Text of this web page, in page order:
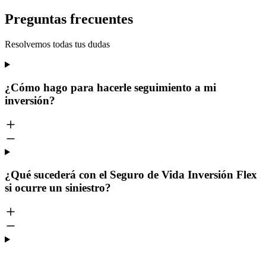
Preguntas frecuentes
Resolvemos todas tus dudas
¿Cómo hago para hacerle seguimiento a mi
inversión?
¿Qué sucederá con el Seguro de Vida Inversión Flex
si ocurre un siniestro?